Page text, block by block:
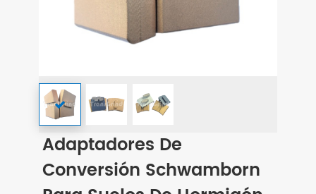
Adaptadores De
Conversión Schwamborn